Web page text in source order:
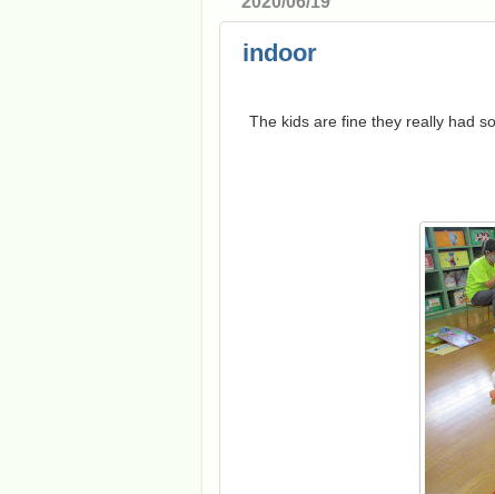
indoor
The kids are fine they really had